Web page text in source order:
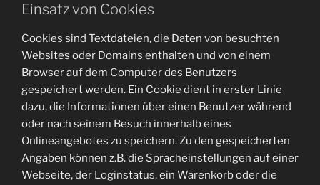
Einsatz von Cookies
Cookies sind Textdateien, die Daten von besuchten
Websites oder Domains enthalten und von einem
Browser auf dem Computer des Benutzers
gespeichert werden. Ein Cookie dient in erster Linie
dazu, die Informationen über einen Benutzer während
oder nach seinem Besuch innerhalb eines
Onlineangebotes zu speichern. Zu den gespeicherten
Angaben können z.B. die Spracheinstellungen auf einer
Webseite, der Loginstatus, ein Warenkorb oder die